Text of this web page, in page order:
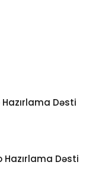
Hazırlama Dəsti
Hazırlama Dəsti